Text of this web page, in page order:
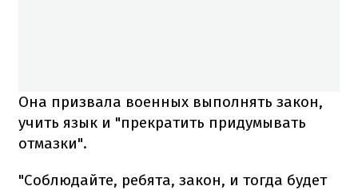
Она призвала военных выполнять закон,
учить язык и "прекратить придумывать
отмазки".
"Соблюдайте, ребята, закон, и тогда будет